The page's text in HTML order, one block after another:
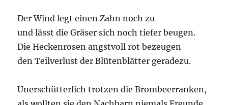
Der Wind legt einen Zahn noch zu
und lässt die Gräser sich noch tiefer beugen.
Die Heckenrosen angstvoll rot bezeugen
den Teilverlust der Blütenblätter geradezu.
Unerschütterlich trotzen die Brombeerranken,